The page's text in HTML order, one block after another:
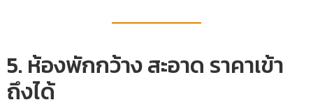
5. ห้องพักกว้าง สะอาด ราคาเข้า
ถึงได้